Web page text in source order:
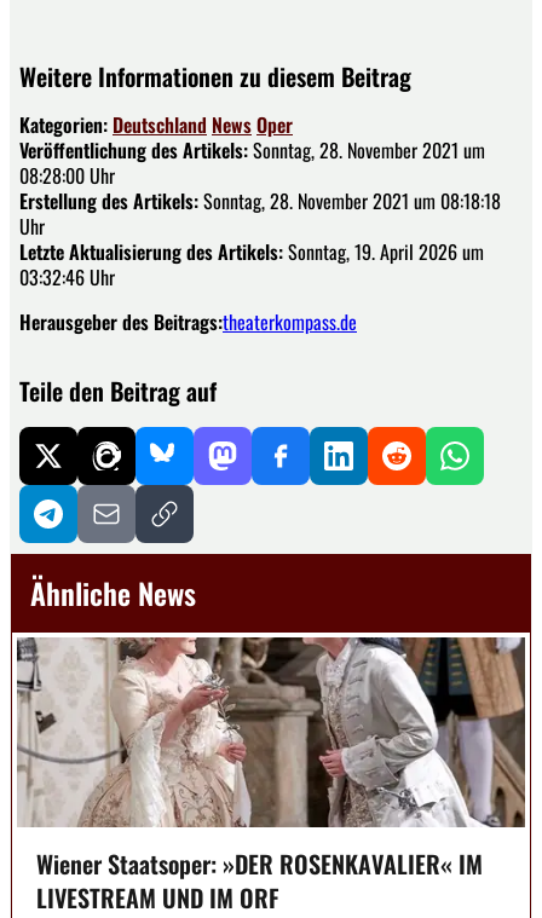
Weitere Informationen zu diesem Beitrag
Kategorien: Deutschland NewsOper
Veröffentlichung des Artikels:Sonntag, 28. November 2021 um
08:28:00 Uhr
Erstellung des Artikels:Sonntag, 28. November 2021 um 08:18:18
Uhr
Letzte Aktualisierung des Artikels:Sonntag, 19. April 2026 um
03:32:46 Uhr
Herausgeber des Beitrags:theaterkompass.de
Teile den Beitrag auf
Ähnliche News
Wiener Staatsoper: »DER ROSENKAVALIER« IM
LIVESTREAM UND IM ORF